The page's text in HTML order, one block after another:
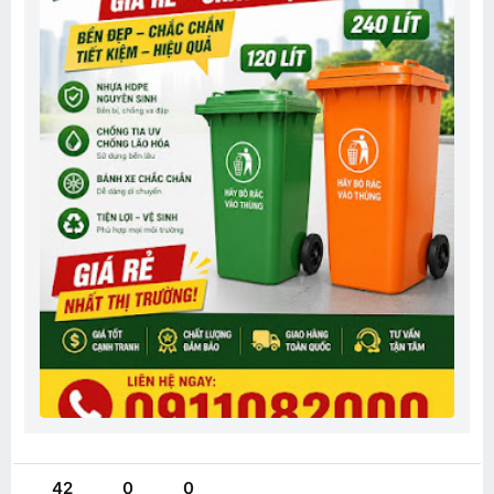
cấp, chịu nắng mưa tốt và sử dụng lâu dài.
CUNG CẤP THÙNG RÁC NHỰA CHẤT LƯỢNG CAO
Chuyên phân phối các loại thùng rác nhựa HDPE:
• Thùng rác 120 lít
• Thùng rác 240 lít
• Thùng rác 660 lít
Ưu điểm nổi bật:
Nhựa nguyên sinh bền chắc
Không bay màu, chống ăn mòn
Thiết kế hiện đại, dễ vệ sinh
Bánh xe chịu lực tốt
Thích hợp sử dụng ngoài trời
Giá cạnh tranh – hỗ trợ khách sỉ & dự án
Giao hàng tận nơi toàn quốc
Liên hệ tư vấn và báo giá: 0911082000
1. Thùng rác 120 lít, 240 lít
- Kích thước: 550x 490x 930mm ( thùng rác 120 lít)
- Màu sắc: xanh, cam, vàng, đỏ
42 0 0